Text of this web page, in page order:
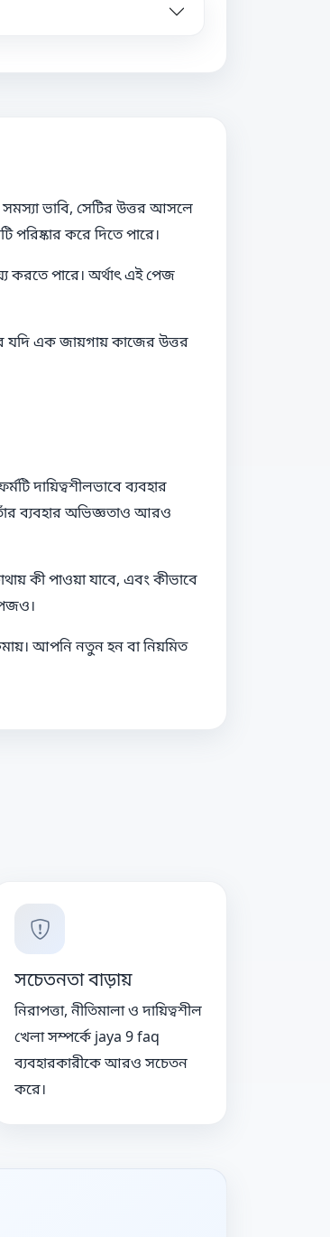
ভাবি, সেটির উত্তর আসলে
করে দিতে পারে।
করতে পারে। অর্থাৎ এই পেজ
যদি এক জায়গায় কাজের উত্তর
দায়িত্বশীলভাবে ব্যবহার
ব্যবহার অভিজ্ঞতাও আরও
কী পাওয়া যাবে, এবং কীভাবে
আপনি নতুন হন বা নিয়মিত
সচেতনতা বাড়ায়
নিরাপত্তা, নীতিমালা ও দায়িত্বশীল
খেলা সম্পর্কে jaya 9 faq
ব্যবহারকারীকে আরও সচেতন
করে।